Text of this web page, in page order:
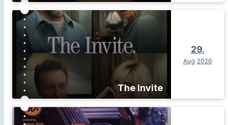
The Invite
29.
Aug 2026